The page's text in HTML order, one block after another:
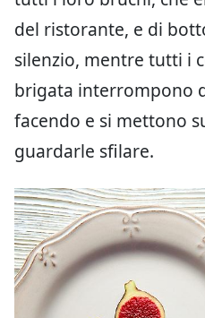
del ristorante, e di
silenzio, mentre tutti i
brigata interrompono
facendo e si mettono
guardarle sfilare.